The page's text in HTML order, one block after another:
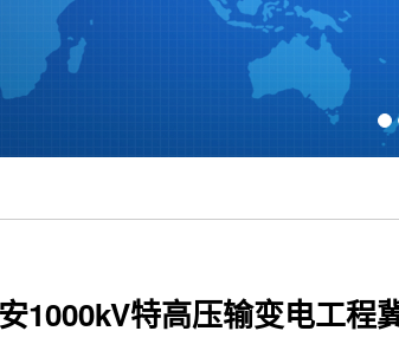
1000kV特高压输变电工程